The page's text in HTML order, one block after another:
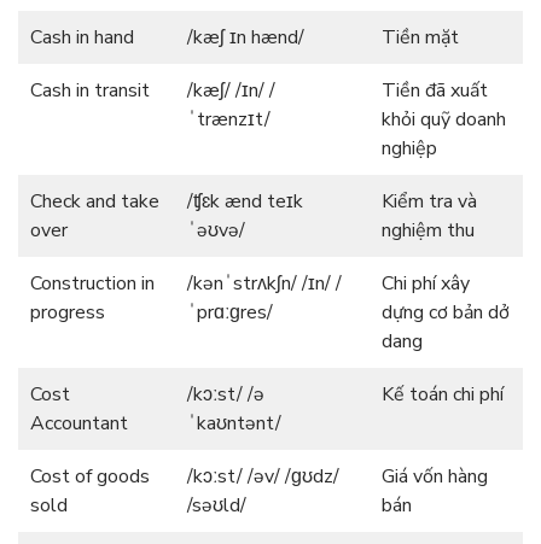
Cash in hand
/kæʃ ɪn hænd/
Tiền mặt
Cash in transit
/kæʃ/ /ɪn/ /
ˈtrænzɪt/
Tiền đã xuất
khỏi quỹ doanh
nghiệp
Check and take
over
/ʧɛk ænd teɪk
ˈəʊvə/
Kiểm tra và
nghiệm thu
Construction in
progress
/kənˈstrʌkʃn/ /ɪn/ /
ˈprɑːɡres/
Chi phí xây
dựng cơ bản dở
dang
Cost
Accountant
/kɔːst/ /ə
ˈkaʊntənt/
Kế toán chi phí
Cost of goods
sold
/kɔːst/ /əv/ /ɡʊdz/
/səʊld/
Giá vốn hàng
bán